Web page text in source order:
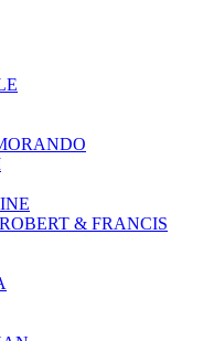
& FRANCIS